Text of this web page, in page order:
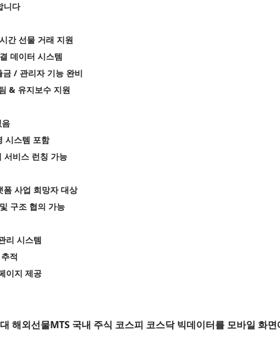
니다
간 선물 거래 지원
데이터 시스템
/ 관리자 기능 완비
& 유지보수 지원
시스템 포함
서비스 런칭 가능
사업 희망자 대상
구조 협의 가능
리 시스템
적
이지 제공
해외선물MTS 국내 주식 코스피 코스닥 빅데이터를 모바일 화